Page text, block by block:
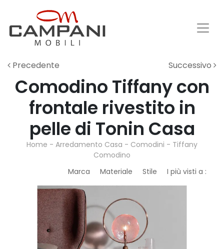
Precedente Successivo
Comodino Tiffany con
frontale rivestito in
pelle di Tonin Casa
Home - Arredamento Casa - Comodini - Tiffany
Comodino
Marca
Materiale Stile I più visti a :